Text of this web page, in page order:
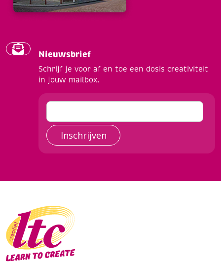
Nieuwsbrief
Schrijf je voor af en toe een dosis creativiteit
in jouw mailbox.
Inschrijven